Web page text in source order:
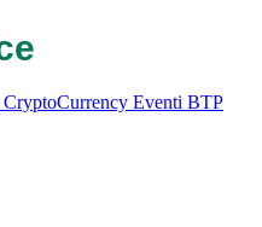
CryptoCurrency Eventi BTP